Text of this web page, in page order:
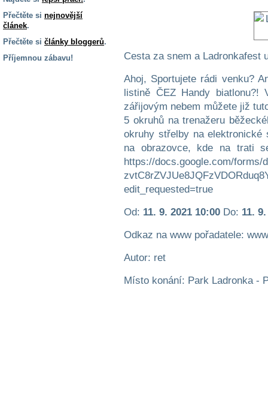
Přečtěte si nejnovější
článek.
Přečtěte si články bloggerů.
Příjemnou zábavu!
Cesta za snem a Ladronkafest
Ahoj, Sportujete rádi venku?
listině ČEZ Handy biatlonu?!
zářijovým nebem můžete již
5 okruhů na trenažeru
okruhy střelby na elektronické
na obrazovce, kde na trati
https://docs.google.com/forms/
edit_requested=true
Od: 11. 9. 2021 10:00 Do: 11.
Odkaz na www pořadatele:
Autor: ret
Místo konání: Park Ladronka -